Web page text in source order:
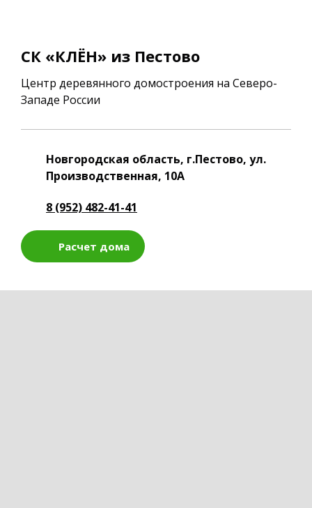
СК «КЛЁН» из Пестово
Центр деревянного домостроения на Северо-
Западе России
Новгородская область, г.Пестово, ул.
Производственная, 10А
8 (952) 482-41-41
Расчет дома